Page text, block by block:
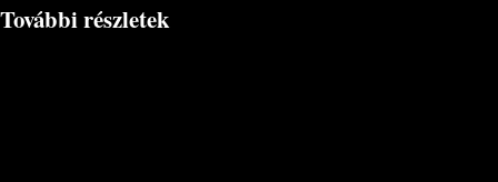
További részletek